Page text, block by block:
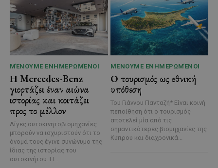
ΜΈΝΟΥΜΕ ΕΝΗΜΕΡΩΜΈΝΟΙ
Η Mercedes-Benz
γιορτάζει έναν αιώνα
ιστορίας και κοιτάζει
προς το μέλλον
Λίγες αυτοκινητοβιομηχανίες
μπορούν να ισχυριστούν ότι το
όνομά τους έγινε συνώνυμο της
ίδιας της ιστορίας του
αυτοκινήτου. Η...
ΜΈΝΟΥΜΕ ΕΝΗΜΕΡΩΜΈΝΟΙ
Ο τουρισμός ως εθνική
υπόθεση
Του Γιάννου Πανταζή* Είναι κοινή
πεποίθηση ότι ο τουρισμός
αποτελεί μία από τις
σημαντικότερες βιομηχανίες της
Κύπρου και διαχρονικά...